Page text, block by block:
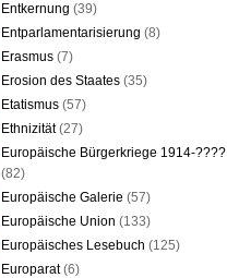
Entkernung (39)
Entparlamentarisierung (8)
Erasmus (7)
Erosion des Staates (35)
Etatismus (57)
Ethnizität(27)
Europäische Bürgerkriege 1914-????
(82)
Europäische Galerie (57)
Europäische Union (133)
Europäisches Lesebuch (125)
Europarat(6)